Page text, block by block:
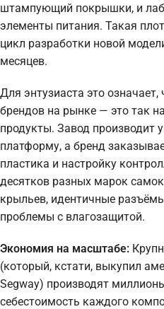
штампующий покрышки, и
элементы питания. Такая
цикл разработки новой
месяцев.
Для энтузиаста это
брендов на рынке — это так
продукты. Завод производит
платформу, а бренд
пластика и настройку
десятков разных марок
крыльев, идентичные
проблемы с влагозащитой.
Экономия на масштабе:
(который, кстати, выкупил
Segway) производят
себестоимость каждого